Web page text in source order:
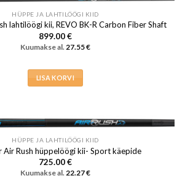
HÜPPE JA LAHTILÖÖGI KIID
lahtilöögi kii, REVO BK-R Carbon Fiber Shaft
899.00€
Kuumakse al. 27.55€
LISA KORVI
HÜPPE JA LAHTILÖÖGI KIID
Air Rush hüppelöögi kii- Sport käepide
725.00€
Kuumakse al. 22.27€